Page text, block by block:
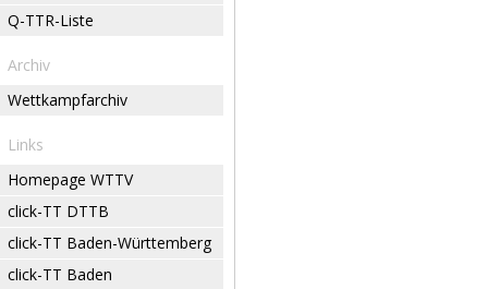
Q-TTR-Liste
Archiv
Wettkampfarchiv
Links
Homepage WTTV
click-TT DTTB
click-TT Baden-Württemberg
click-TT Baden